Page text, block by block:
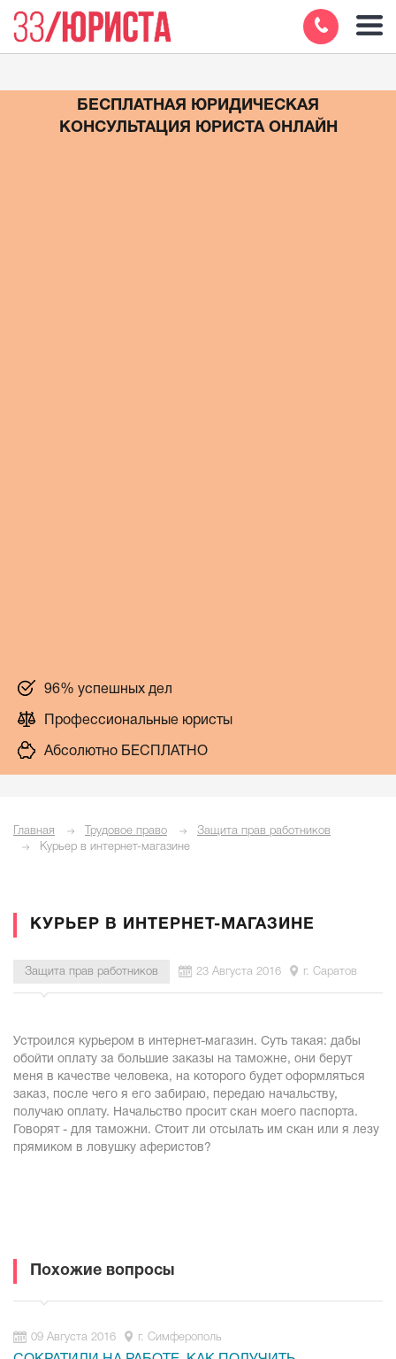
БЕСПЛАТНАЯ ЮРИДИЧЕСКАЯ
КОНСУЛЬТАЦИЯ ЮРИСТА ОНЛАЙН
96% успешных дел
Профессиональные юристы
Абсолютно БЕСПЛАТНО
Главная Трудовое право
Защита прав работников
Курьер в интернет-магазине
КУРЬЕР В ИНТЕРНЕТ-МАГАЗИНЕ
Защита прав работников 23 Августа 2016 г. Саратов
Устроился курьером в интернет-магазин. Суть такая: дабы
обойти оплату за большие заказы на таможне, они берут
меня в качестве человека, на которого будет оформляться
заказ, после чего я его забираю, передаю начальству,
получаю оплату. Начальство просит скан моего паспорта.
Говорят - для таможни. Стоит ли отсылать им скан или я лезу
прямиком в ловушку аферистов?
Похожие вопросы
09 Августа 2016 г. Симферополь